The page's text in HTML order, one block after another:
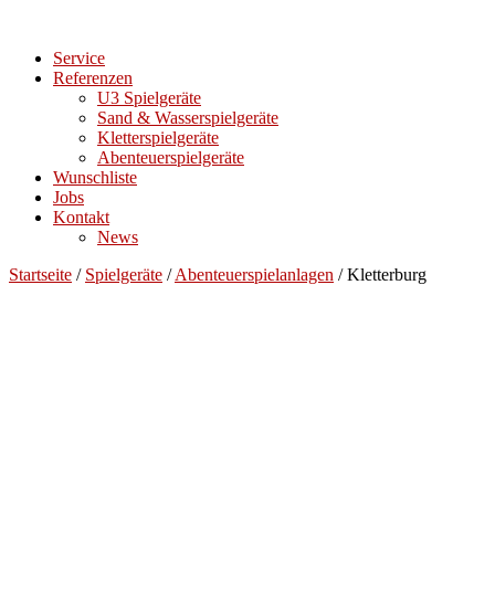
Service
Referenzen
U3 Spielgeräte
Sand & Wasserspielgeräte
Kletterspielgeräte
Abenteuerspielgeräte
Wunschliste
Jobs
Kontakt
News
Startseite / Spielgeräte /Abenteuerspielanlagen / Kletterburg